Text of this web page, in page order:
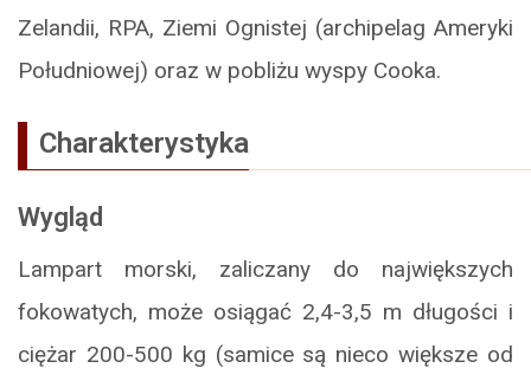
Zelandii, RPA, Ziemi Ognistej (archipelag Ameryki
Południowej) oraz w pobliżu wyspy Cooka.
Charakterystyka
Wygląd
Lampart morski, zaliczany do największych
fokowatych, może osiągać 2,4-3,5 m długości i
ciężar 200-500 kg (samice są nieco większe od